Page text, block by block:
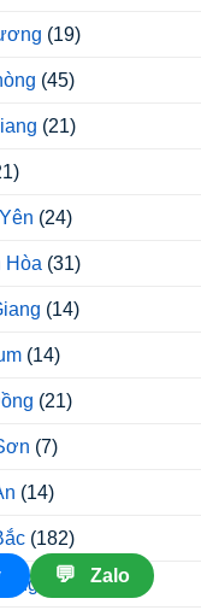
💬 Zalo
(19)
(45)
(21)
(24)
Hòa (31)
(14)
(14)
(21)
(7)
(14)
(182)
(21)